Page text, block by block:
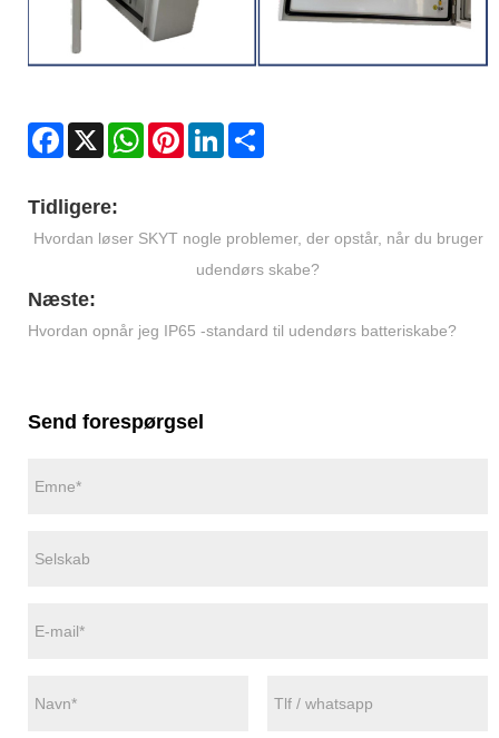
Facebook
X WhatsAppPinterestLinkedIn
Tidligere:
Hvordan løser SKYT nogle problemer, der opstår, når du bruger
udendørs skabe?
Næste:
Hvordan opnår jeg IP65 -standard til udendørs batteriskabe?
Send forespørgsel